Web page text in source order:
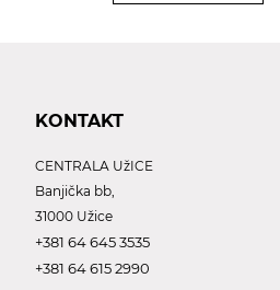
KONTAKT
CENTRALA UžICE
Banjička bb,
31000 Užice
+381 64 645 3535
+381 64 615 2990